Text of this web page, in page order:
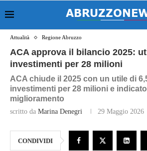
Attualità Regione Abruzzo
ACA approva il bilancio 2025:
investimenti per 28 milioni
ACA chiude il 2025 con un utile di
investimenti per 28 milioni e
miglioramento
scritto da Marina Denegri 29 Maggio 2026
CONDIVIDI